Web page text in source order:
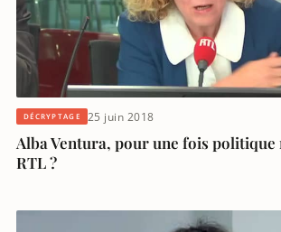
DÉCRYPTAGE 25 juin 2018
Alba Ventura, pour une fois
RTL ?